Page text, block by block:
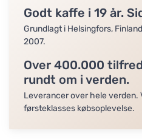
Godt kaffe i 19 år.
Grundlagt i Helsingfors,
2007.
Over 400.000
rundt om i verden.
Leverancer over hele verden.
førsteklasses købsoplevelse.